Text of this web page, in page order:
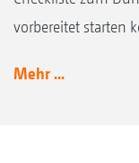
vorbereitet starten
Mehr ...